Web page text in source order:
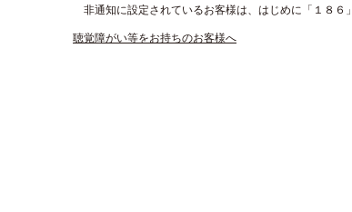
非通知に設定されているお客様は、はじめに「１８６
聴覚障がい等をお持ちのお客様へ